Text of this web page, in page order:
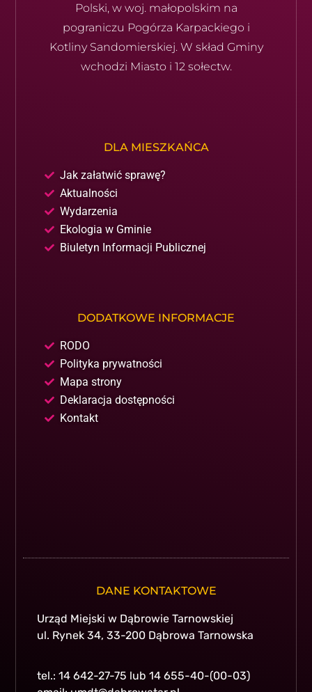
Polski, w woj. małopolskim na
pograniczu Pogórza Karpackiego i
Kotliny Sandomierskiej. W skład Gminy
wchodzi Miasto i 12 sołectw.
DLA MIESZKAŃCA
Jak załatwić sprawę?
Aktualności
Wydarzenia
Ekologia w Gminie
Biuletyn Informacji Publicznej
DODATKOWE INFORMACJE
RODO
Polityka prywatności
Mapa strony
Deklaracja dostępności
Kontakt
DANE KONTAKTOWE
Urząd Miejski w Dąbrowie Tarnowskiej
ul. Rynek 34, 33-200 Dąbrowa Tarnowska
tel.: 14 642-27-75 lub 14 655-40-(00-03)